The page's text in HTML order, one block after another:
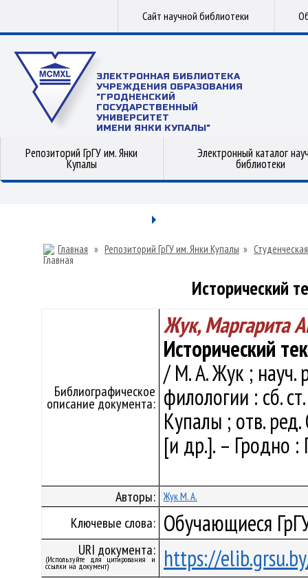
Сайт научной библиотеки
ЭЛЕКТРОННАЯ БИБЛИОТЕКА
УЧРЕЖДЕНИЯ ОБРАЗОВАНИЯ
"ГРОДНЕНСКИЙ
ГОСУДАРСТВЕННЫЙ
УНИВЕРСИТЕТ
ИМЕНИ ЯНКИ КУПАЛЫ"
Репозиторий ГрГУ им. Янки
Купалы
Электронный каталог
библиотеки
Главная » Репозиторий ГрГУ им. Янки Купалы »
Исторический
Библиографическое
описание документа:
Жук, Маргарита
Исторический
/ М. А. Жук ; науч.
филологии : сб.
Купалы ; отв.
[и др.]. – Гродно
Авторы: Жук М. А.
Ключевые слова: Обучающиеся
URI документа:
(Используйте для цитирования и
ссылки на документ) https://